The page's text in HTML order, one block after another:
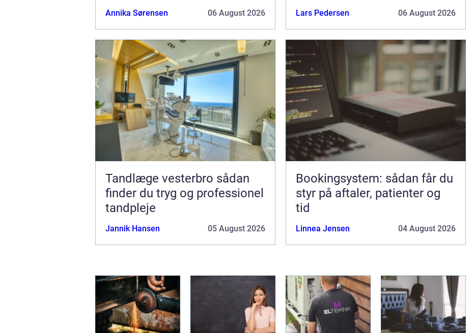
Annika Sørensen 06 August 2026 Lars Pedersen 06 August 2026
Tandlæge vesterbro sådan
finder du tryg og professionel
tandpleje
Jannik Hansen 05 August 2026
Bookingsystem: sådan får du
styr på aftaler, patienter og
tid
Linnea Jensen 04 August 2026